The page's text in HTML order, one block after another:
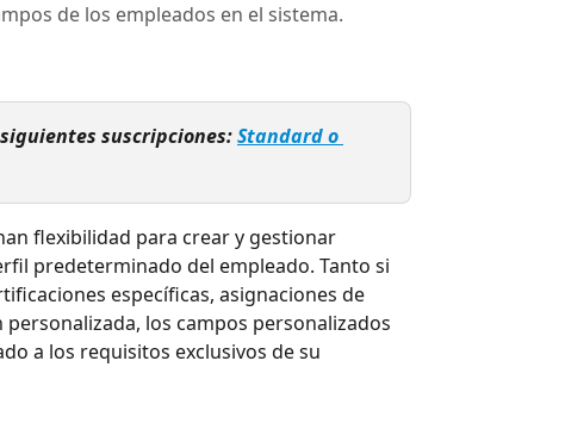
de los empleados en el sistema.
suscripciones: Standard o
flexibilidad para crear y gestionar
predeterminado del empleado. Tanto si
específicas, asignaciones de
los campos personalizados
a los requisitos exclusivos de su